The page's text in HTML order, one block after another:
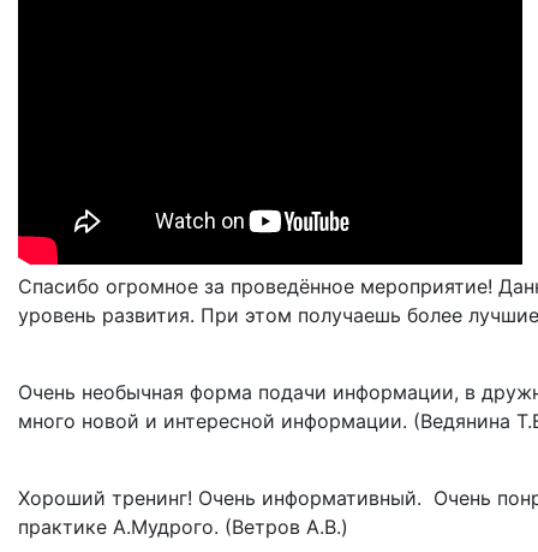
Спасибо огромное за проведённое мероприятие!
уровень развития. При этом получаешь более
Очень необычная форма подачи информации, в
много новой и интересной информации. (Ведянина
Хороший тренинг! Очень информативный. Очень
практике А.Мудрого. (Ветров А.В.)